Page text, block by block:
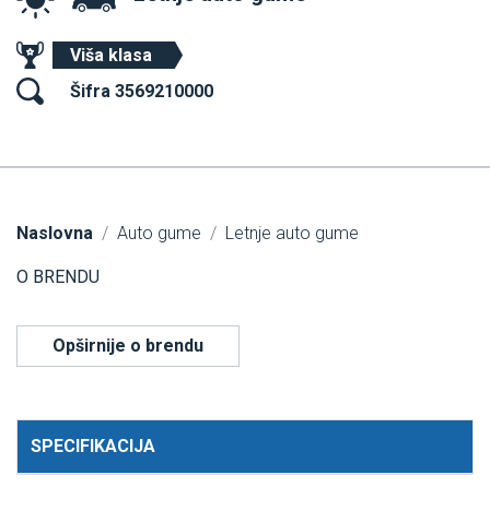
Viša klasa
Šifra 3569210000
Naslovna Auto gume Letnje auto gume
O BRENDU
Opširnije o brendu
SPECIFIKACIJA